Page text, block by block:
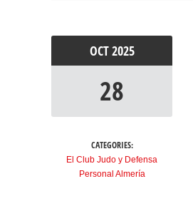
OCT2025
28
CATEGORIES:
El Club Judo y Defensa
Personal Almería